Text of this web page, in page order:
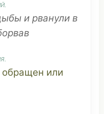
.
и рванули в
.
обращен или